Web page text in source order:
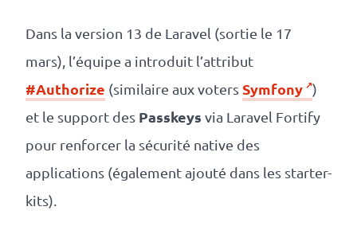
Dans la version 13 de Laravel (sortie le 17
mars), l’équipe a introduit l’attribut
#Authorize (similaire aux votersSymfony )
et le support des Passkeys via Laravel Fortify
pour renforcer la sécurité native des
applications (également ajouté dans les starter-
kits).